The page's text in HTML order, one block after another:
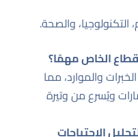
التكنولوجيا، والصحة.
الخاص مهمًا؟
والموارد، مما
ويُسرع من وتيرة
الاحتياجات